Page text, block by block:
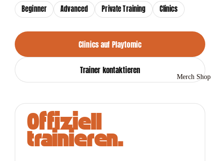
Merch Shop
Beginner Advanced Private Training Clinics
Clinics auf Playtomic
Trainer kontaktieren
Offiziell
trainieren.